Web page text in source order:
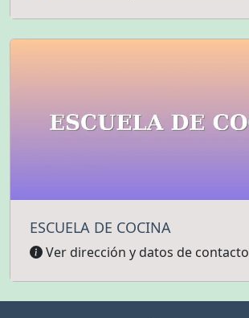
ESCUELA DE COCINA
Ver dirección y datos de contacto